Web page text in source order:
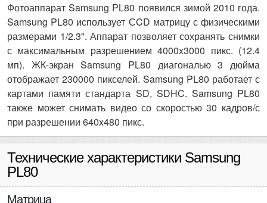
Фотоаппарат Samsung PL80 появился зимой 2010 года.
Samsung PL80 использует СCD матрицу с физическими
размерами 1/2.3". Аппарат позволяет сохранять снимки
с максимальным разрешением 4000x3000 пикс. (12.4
мп). ЖК-экран Samsung PL80 диагональю 3 дюйма
отображает 230000 пикселей. Samsung PL80 работает с
картами памяти стандарта SD, SDHC. Samsung PL80
также может снимать видео со скоростью 30 кадров/с
при разрешении 640x480 пикс.
Технические характеристики Samsung
PL80
Матрица